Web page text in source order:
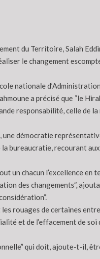
du Territoire, Salah
le changement
nationale
a précisé que “le
responsabilité, celle de
démocratie
bureaucratie, recourant
chacun l’excellence en
des changements”,
rouages de certaines
et de l’effacement de
qui doit, ajoute-t-il,